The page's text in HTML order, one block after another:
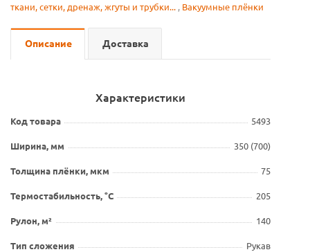
ткани, сетки, дренаж, жгуты и трубки... , Вакуумные плёнки
Описание Доставка
Характеристики
Код товара 5493
Ширина, мм 350 (700)
Толщина плёнки, мкм 75
Термостабильность, °С 205
Рулон, м² 140
Тип сложения Рукав